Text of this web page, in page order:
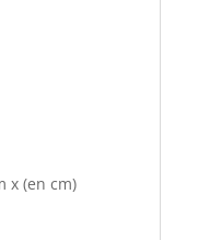
x (en cm)